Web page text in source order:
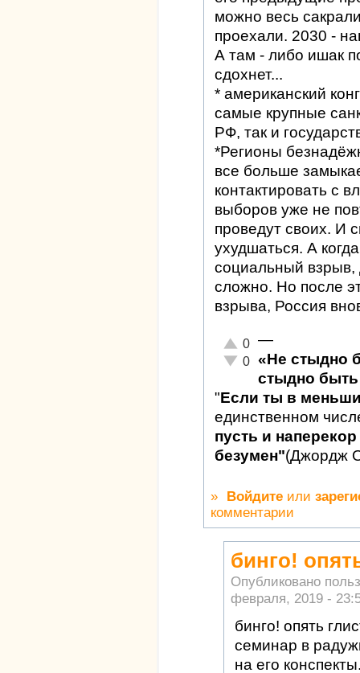
можно весь
проехали. 2030 -
А там - либо ишак
сдохнет...
* американский
самые крупные
РФ, так и
*Регионы
все больше
контактировать с
выборов уже не
проведут своих. И
ухудшаться. А
социальный взрыв,
сложно. Но после
взрыва, Россия
Отлично!
0
Неадекватно!
0
—
«Не стыдно
стыдно быть
"Если ты в
единственном
пусть и
безумен"(Джордж
» Войдите или
комментарии
бинго!
Опубликовано
февраля, 2019 -
бинго! опять
семинар в
на его